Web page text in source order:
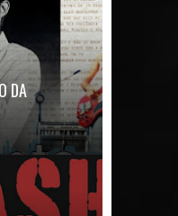
DA
Autor: Car...